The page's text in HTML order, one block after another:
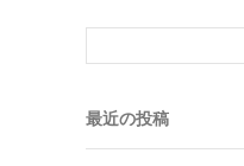
最近の投稿